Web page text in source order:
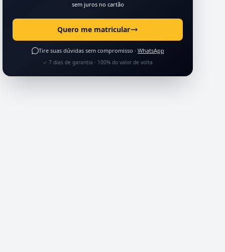
sem juros no cartão
Quero me matricular
Tire suas dúvidas sem compromisso · WhatsApp
✓ 7 dias de garantia · 100% do valor de volta